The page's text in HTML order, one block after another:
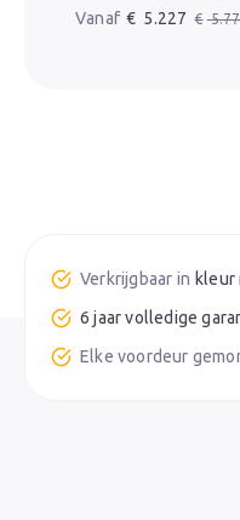
€
€ 5.227
Huidige prijs
kleur
6 jaar volledige